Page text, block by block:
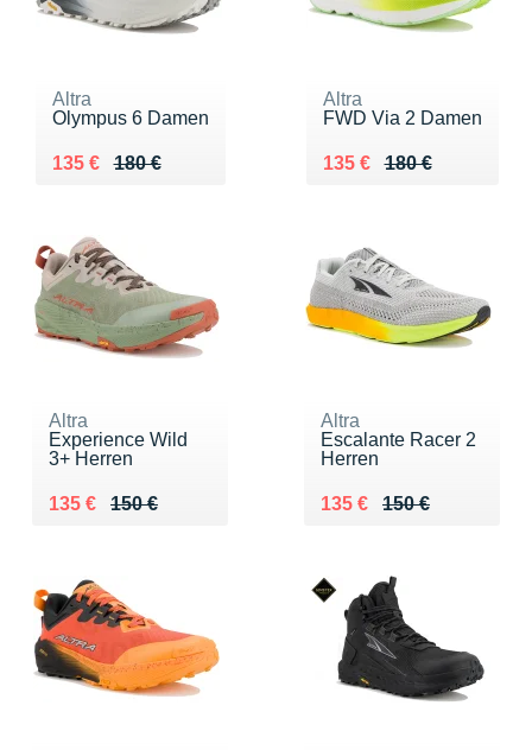
Altra
Olympus 6 Damen
180 €
Au lieu de 180 €
135 €
Vendu 135 €
Altra
FWD Via 2 Damen
180 €
Au lieu de 180 €
135 €
Vendu 135 €
Altra
Experience Wild
3+ Herren
150 €
Au lieu de 150 €
135 €
Vendu 135 €
Altra
Escalante Racer 2
Herren
150 €
Au lieu de 150 €
135 €
Vendu 135 €